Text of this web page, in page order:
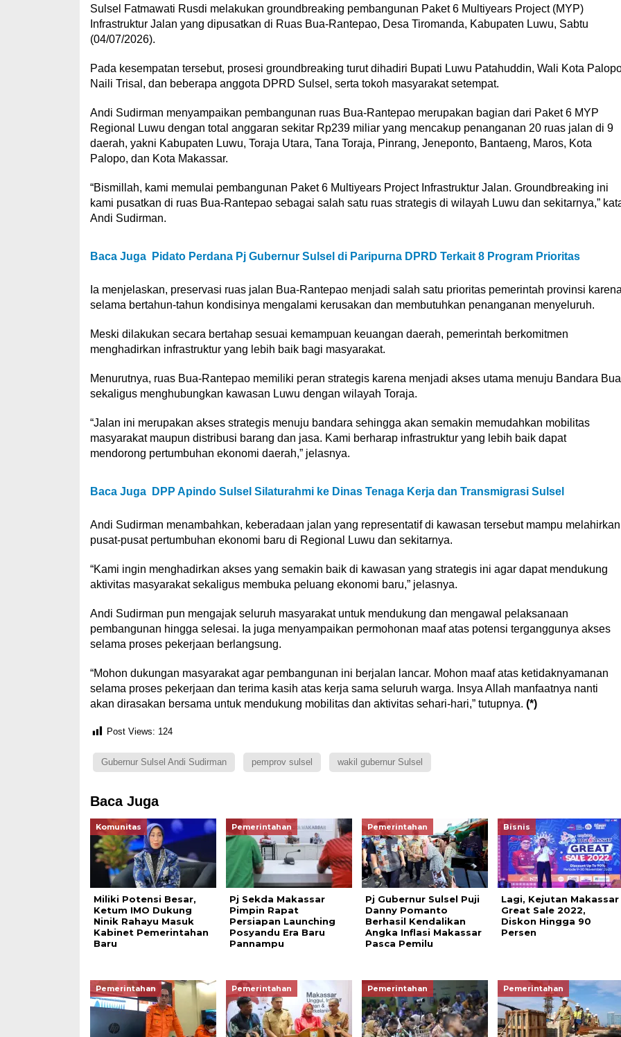
Sulsel Fatmawati Rusdi melakukan groundbreaking pembangunan Paket 6 Multiyears Project (MYP)
Infrastruktur Jalan yang dipusatkan di Ruas Bua-Rantepao, Desa Tiromanda, Kabupaten Luwu, Sabtu
(04/07/2026).
Pada kesempatan tersebut, prosesi groundbreaking turut dihadiri Bupati Luwu Patahuddin, Wali Kota
Naili Trisal, dan beberapa anggota DPRD Sulsel, serta tokoh masyarakat setempat.
Andi Sudirman menyampaikan pembangunan ruas Bua-Rantepao merupakan bagian dari Paket 6 MYP
Regional Luwu dengan total anggaran sekitar Rp239 miliar yang mencakup penanganan 20 ruas jalan di 9
daerah, yakni Kabupaten Luwu, Toraja Utara, Tana Toraja, Pinrang, Jeneponto, Bantaeng, Maros, Kota
Palopo, dan Kota Makassar.
“Bismillah, kami memulai pembangunan Paket 6 Multiyears Project Infrastruktur Jalan. Groundbreaking ini
kami pusatkan di ruas Bua-Rantepao sebagai salah satu ruas strategis di wilayah Luwu dan sekitarnya,”
Andi Sudirman.
Baca Juga Pidato Perdana Pj Gubernur Sulsel di Paripurna DPRD Terkait 8 Program Prioritas
Ia menjelaskan, preservasi ruas jalan Bua-Rantepao menjadi salah satu prioritas pemerintah provinsi
selama bertahun-tahun kondisinya mengalami kerusakan dan membutuhkan penanganan menyeluruh.
Meski dilakukan secara bertahap sesuai kemampuan keuangan daerah, pemerintah berkomitmen
menghadirkan infrastruktur yang lebih baik bagi masyarakat.
Menurutnya, ruas Bua-Rantepao memiliki peran strategis karena menjadi akses utama menuju Bandara Bua
sekaligus menghubungkan kawasan Luwu dengan wilayah Toraja.
“Jalan ini merupakan akses strategis menuju bandara sehingga akan semakin memudahkan mobilitas
masyarakat maupun distribusi barang dan jasa. Kami berharap infrastruktur yang lebih baik dapat
mendorong pertumbuhan ekonomi daerah,” jelasnya.
Baca Juga DPP Apindo Sulsel Silaturahmi ke Dinas Tenaga Kerja dan Transmigrasi Sulsel
Andi Sudirman menambahkan, keberadaan jalan yang representatif di kawasan tersebut mampu melahirkan
pusat-pusat pertumbuhan ekonomi baru di Regional Luwu dan sekitarnya.
“Kami ingin menghadirkan akses yang semakin baik di kawasan yang strategis ini agar dapat mendukung
aktivitas masyarakat sekaligus membuka peluang ekonomi baru,” jelasnya.
Andi Sudirman pun mengajak seluruh masyarakat untuk mendukung dan mengawal pelaksanaan
pembangunan hingga selesai. Ia juga menyampaikan permohonan maaf atas potensi terganggunya akses
selama proses pekerjaan berlangsung.
“Mohon dukungan masyarakat agar pembangunan ini berjalan lancar. Mohon maaf atas ketidaknyamanan
selama proses pekerjaan dan terima kasih atas kerja sama seluruh warga. Insya Allah manfaatnya nanti
akan dirasakan bersama untuk mendukung mobilitas dan aktivitas sehari-hari,” tutupnya. (*)
Post Views: 124
Gubernur Sulsel Andi Sudirman pemprov sulsel wakil gubernur Sulsel
Baca Juga
Komunitas
Miliki Potensi Besar,
Ketum IMO Dukung
Ninik Rahayu Masuk
Kabinet Pemerintahan
Baru
Pemerintahan
Pj Sekda Makassar
Pimpin Rapat
Persiapan Launching
Posyandu Era Baru
Pannampu
Pemerintahan
Pj Gubernur Sulsel Puji
Danny Pomanto
Berhasil Kendalikan
Angka Inflasi Makassar
Pasca Pemilu
Bisnis
Lagi, Kejutan Makassar
Great Sale 2022,
Diskon Hingga 90
Persen
Pemerintahan Pemerintahan Pemerintahan Pemerintahan